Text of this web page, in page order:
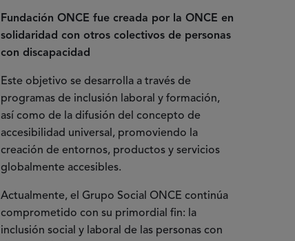
Fundación ONCE fue creada por la ONCE en
solidaridad con otros colectivos de personas
con discapacidad
Este objetivo se desarrolla a través de
programas de inclusión laboral y formación,
así como de la difusión del concepto de
accesibilidad universal, promoviendo la
creación de entornos, productos y servicios
globalmente accesibles.
Actualmente, el Grupo Social ONCE continúa
comprometido con su primordial fin: la
inclusión social y laboral de las personas con